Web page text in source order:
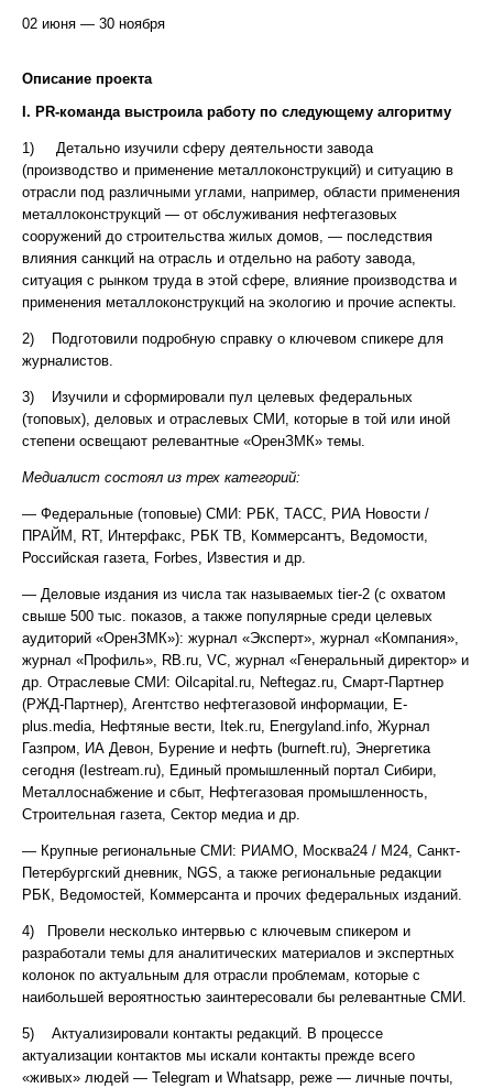
02 июня — 30 ноября
Описание проекта
I. PR-команда выстроила работу по следующему алгоритму
1) Детально изучили сферу деятельности завода
(производство и применение металлоконструкций) и ситуацию в
отрасли под различными углами, например, области применения
металлоконструкций — от обслуживания нефтегазовых
сооружений до строительства жилых домов, — последствия
влияния санкций на отрасль и отдельно на работу завода,
ситуация с рынком труда в этой сфере, влияние производства и
применения металлоконструкций на экологию и прочие аспекты.
2) Подготовили подробную справку о ключевом спикере для
журналистов.
3) Изучили и сформировали пул целевых федеральных
(топовых), деловых и отраслевых СМИ, которые в той или иной
степени освещают релевантные «ОренЗМК» темы.
Медиалист состоял из трех категорий:
— Федеральные (топовые) СМИ: РБК, ТАСС, РИА Новости /
ПРАЙМ, RT, Интерфакс, РБК ТВ, Коммерсантъ, Ведомости,
Российская газета, Forbes, Известия и др.
— Деловые издания из числа так называемых tier-2 (с охватом
свыше 500 тыс. показов, а также популярные среди целевых
аудиторий «ОренЗМК»): журнал «Эксперт», журнал «Компания»,
журнал «Профиль», RB.ru, VC, журнал «Генеральный директор» и
др. Отраслевые СМИ: Oilcapital.ru, Neftegaz.ru, Cмарт-Партнер
(РЖД-Партнер), Агентство нефтегазовой информации, E-
plus.media, Нефтяные вести, Itek.ru, Energyland.info, Журнал
Газпром, ИА Девон, Бурение и нефть (burneft.ru), Энергетика
сегодня (Iestream.ru), Единый промышленный портал Сибири,
Металлоснабжение и сбыт, Нефтегазовая промышленность,
Строительная газета, Сектор медиа и др.
— Крупные региональные СМИ: РИАМО, Москва24 / М24, Санкт-
Петербургский дневник, NGS, а также региональные редакции
РБК, Ведомостей, Коммерсанта и прочих федеральных изданий.
4) Провели несколько интервью с ключевым спикером и
разработали темы для аналитических материалов и экспертных
колонок по актуальным для отрасли проблемам, которые с
наибольшей вероятностью заинтересовали бы релевантные СМИ.
5) Актуализировали контакты редакций. В процессе
актуализации контактов мы искали контакты прежде всего
«живых» людей — Telegram и Whatsapp, реже — личные почты,